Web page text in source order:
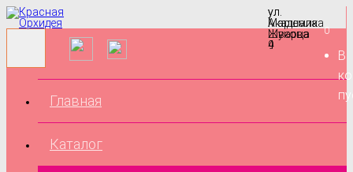
ул.
Маршала
Жукова
9
ул.
Академика
Шварца
4
0
В
Главная
Каталог